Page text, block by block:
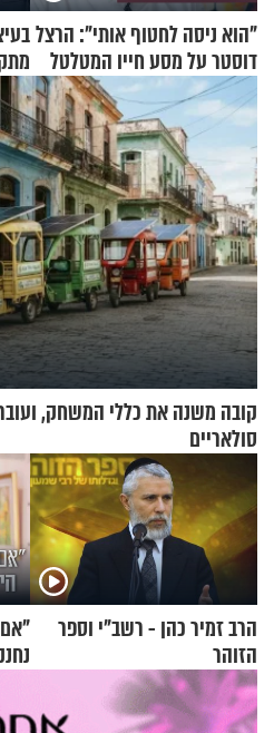
"הוא ניסה לחטוף אותי": הרצל
דוסטר על מסע חייו המטלטל
קובה משנה את כללי המשחק,
סולאריים
הרב זמיר כהן - רשב"י וספר
הזוהר